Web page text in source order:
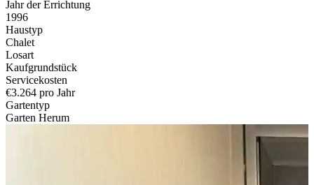
Jahr der Errichtung
1996
Haustyp
Chalet
Losart
Kaufgrundstück
Servicekosten
€3.264 pro Jahr
Gartentyp
Garten Herum